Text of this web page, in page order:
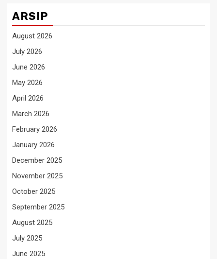
ARSIP
August 2026
July 2026
June 2026
May 2026
April 2026
March 2026
February 2026
January 2026
December 2025
November 2025
October 2025
September 2025
August 2025
July 2025
June 2025